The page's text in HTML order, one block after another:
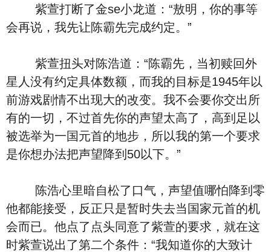
紫萱打断了金se小龙道：“敖明，你的事等
会再说，我先让陈霸先完成约定。”
紫萱扭头对陈浩道：“陈霸先，当初赎回外
星人没有约定具体数额，而我的目标是1945年以
前游戏剧情不出现大的改变。我不会要你交出所
有的一切，不过首先你的声望太高了，高到足以
被选举为一国元首的地步，所以我的第一个要求
是你想办法把声望降到50以下。”
陈浩心里暗自松了口气，声望值哪怕降到零
他都能接受，反正只是暂时失去当国家元首的机
会而已。他点了点头同意了紫萱的要求，就在这
时紫萱说出了第二个条件：“我知道你的大致计